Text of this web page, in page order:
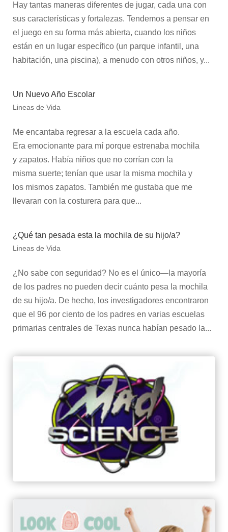
Hay tantas maneras diferentes de jugar, cada una con
sus características y fortalezas. Tendemos a pensar en
el juego en su forma más abierta, cuando los niños
están en un lugar específico (un parque infantil, una
habitación, una piscina), a menudo con otros niños, y...
Un Nuevo Año Escolar
Lineas de Vida
Me encantaba regresar a la escuela cada año.
Era emocionante para mí porque estrenaba mochila
y zapatos. Había niños que no corrían con la
misma suerte; tenían que usar la misma mochila y
los mismos zapatos. También me gustaba que me
llevaran con la costurera para que...
¿Qué tan pesada esta la mochila de su hijo/a?
Lineas de Vida
¿No sabe con seguridad? No es el único—la mayoría
de los padres no pueden decir cuánto pesa la mochila
de su hijo/a. De hecho, los investigadores encontraron
que el 96 por ciento de los padres en varias escuelas
primarias centrales de Texas nunca habían pesado la...